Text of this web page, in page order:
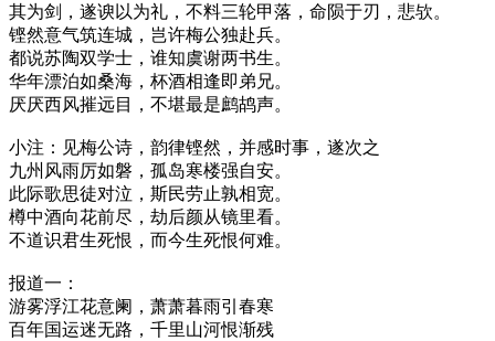
其为剑，遂谀以为礼，不料三轮甲落，命陨于刃，悲欤。
铿然意气筑连城，岂许梅公独赴兵。
都说苏陶双学士，谁知虞谢两书生。
华年漂泊如桑海，杯酒相逢即弟兄。
厌厌西风摧远目，不堪最是鹧鸪声。
小注：见梅公诗，韵律铿然，并感时事，遂次之
九州风雨厉如磐，孤岛寒楼强自安。
此际歌思徒对泣，斯民劳止孰相宽。
樽中酒向花前尽，劫后颜从镜里看。
不道识君生死恨，而今生死恨何难。
报道一：
游雾浮江花意阑，萧萧暮雨引春寒
百年国运迷无路，千里山河恨渐残